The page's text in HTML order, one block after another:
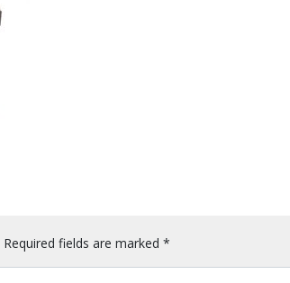
Required fields are marked *